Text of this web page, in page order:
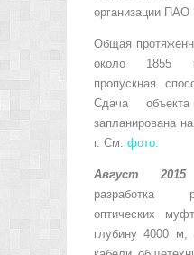
организации
Общая
около 1855
пропускная
Сдача
запланирована
г. См. фото.
Август
разработка
оптических
глубину 4000 м,